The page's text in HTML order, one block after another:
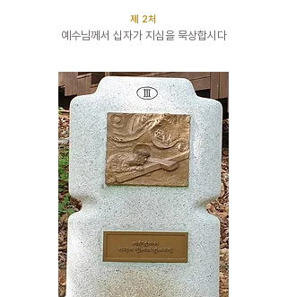
​제 2처
예수님께서 십자가 지심을 묵상합시다